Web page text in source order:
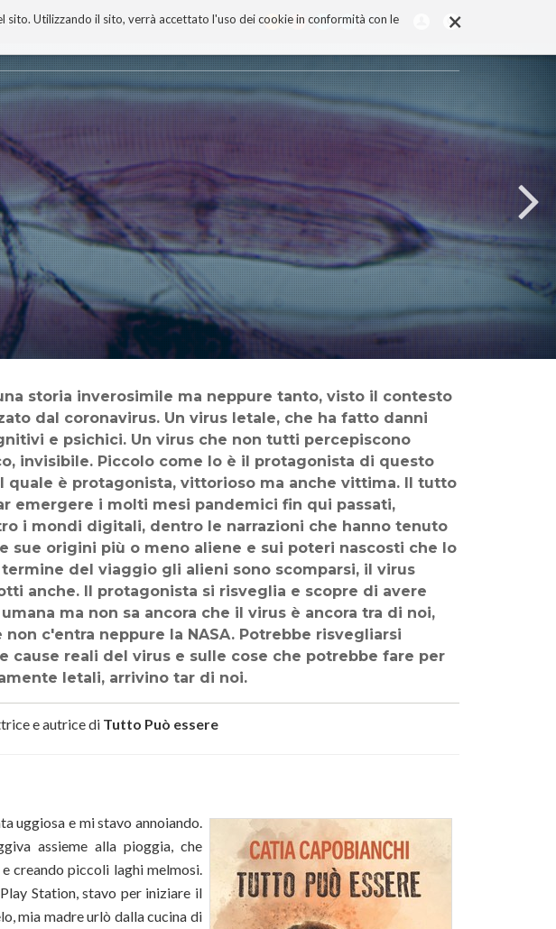
×
Utilizzando il sito, verrà accettato l'uso dei cookie in conformità con le
dal coronavirus. Un virus letale, che ha fatto danni
e psichici. Un virus che non tutti percepiscono
invisibile. Piccolo come lo è il protagonista di questo
quale è protagonista, vittorioso ma anche vittima. Il tutto
emergere i molti mesi pandemici fin qui passati,
i mondi digitali, dentro le narrazioni che hanno tenuto
sue origini più o meno aliene e sui poteri nascosti che lo
del viaggio gli alieni sono scomparsi, il virus
anche. Il protagonista si risveglia e scopre di avere
ma non sa ancora che il virus è ancora tra di noi,
c'entra neppure la NASA. Potrebbe risvegliarsi
reali del virus e sulle cose che potrebbe fare per
letali, arrivino tar di noi.
e autrice di Tutto Può essere
uggiosa e mi stavo annoiando.
assieme alla pioggia, che
creando piccoli laghi melmosi.
Station, stavo per iniziare il
mia madre urlò dalla cucina di